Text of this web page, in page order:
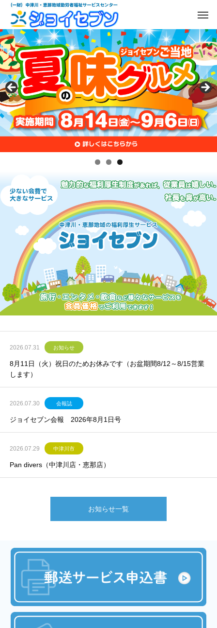
2026.07.31 お知らせ
8月11日（火）祝日のためお休みです（お盆期間8/12～8/15営業
します）
2026.07.30 会報誌
ジョイセブン会報 2026年8月1日号
2026.07.29 中津川市
Pan divers（中津川店・恵那店）
お知らせ一覧